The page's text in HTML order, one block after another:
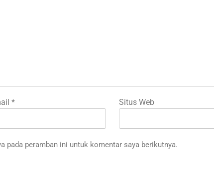
* Situs Web
pada peramban ini untuk komentar saya berikutnya.